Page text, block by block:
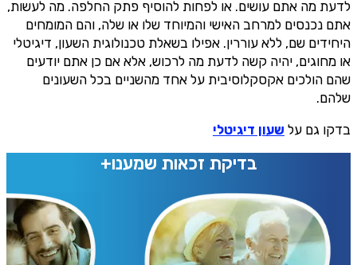
לדעת מה אתם עושים. או לפחות להוסיף פתק החלפה. מה לעשות,
אתם נכנסים למרחב האישי והמיוחד שלו או שלה, והם המומחים
היחידים שם, ללא עוררין. אפילו בשאלת טכנולוגית השעון, דיגיטלי
או מחוגים, יהיה קשה לדעת מה לרכוש, אלא אם כן אתם יודעים
שהם הולכים אקסקלוסיבית על אחד מהשניים בכל השעונים
שלהם.
בדקו גם על שעון דיגיטלי
בדיקת זכאות שמענו+